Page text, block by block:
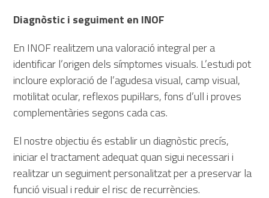
Diagnòstic i seguiment en INOF
En INOF realitzem una valoració integral per a
identificar l’origen dels símptomes visuals. L’estudi pot
incloure exploració de l’agudesa visual, camp visual,
motilitat ocular, reflexos pupil·lars, fons d’ull i proves
complementàries segons cada cas.
El nostre objectiu és establir un diagnòstic precís,
iniciar el tractament adequat quan sigui necessari i
realitzar un seguiment personalitzat per a preservar la
funció visual i reduir el risc de recurrències.